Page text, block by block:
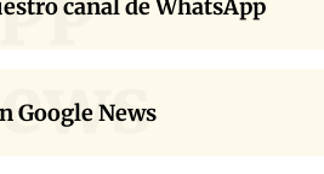
canal de WhatsApp
Google News